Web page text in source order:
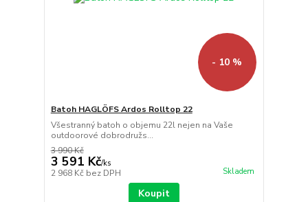
- 10 %
Batoh HAGLÖFS Ardos Rolltop 22
Všestranný batoh o objemu 22l nejen na Vaše
outdoorové dobrodružs...
3 990 Kč
3 591 Kč/ks
2 968 Kč bez DPH Skladem
Koupit